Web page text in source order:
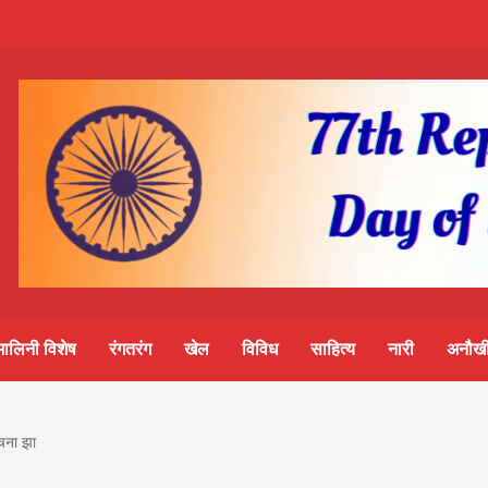
विशेष रंगतरंग खेल विविध साहित्य नारी
झा